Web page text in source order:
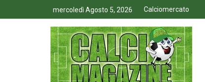
mercoledì Agosto 5, 2026 Calciomercato